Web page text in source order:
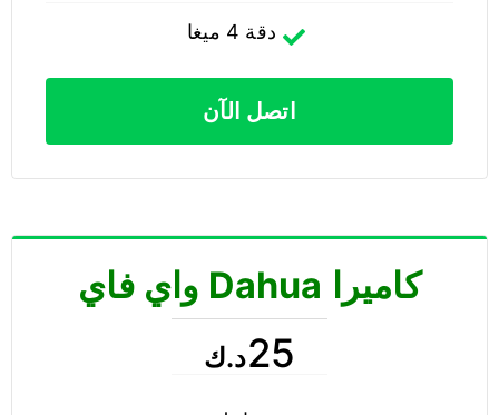
دقة 4 ميغا
اتصل الآن
كاميرا Dahua واي فاي
25د.ك